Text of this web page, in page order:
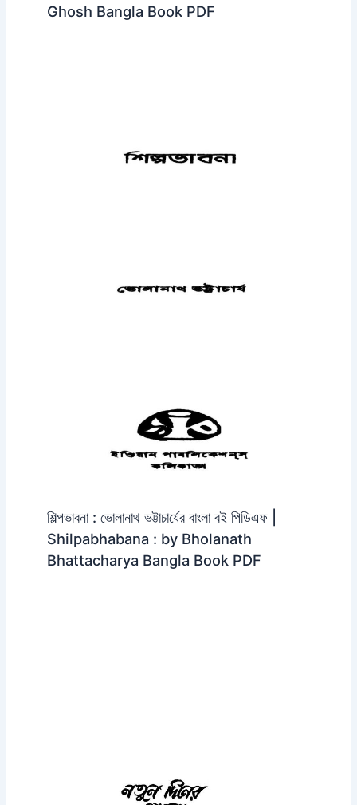
Ghosh Bangla Book PDF
শিল্পভাবনা : ভোলানাথ ভট্টাচার্যের বাংলা বই পিডিএফ |
Shilpabhabana : by Bholanath
Bhattacharya Bangla Book PDF